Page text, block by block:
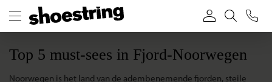
Top 5 must-sees in Fjord-Noorwegen
Noorwegen is het land van de adembenemende fjorden, steile